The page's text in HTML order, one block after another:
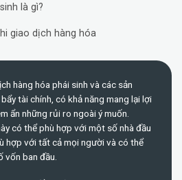
là gì?
giao dịch hàng hóa
hàng hóa phái sinh và các sản
tài chính, có khả năng mang lại lợi
ẩn những rủi ro ngoài ý muốn.
có thể phù hợp với một số nhà đầu
hợp với tất cả mọi người và có thể
vốn ban đầu.